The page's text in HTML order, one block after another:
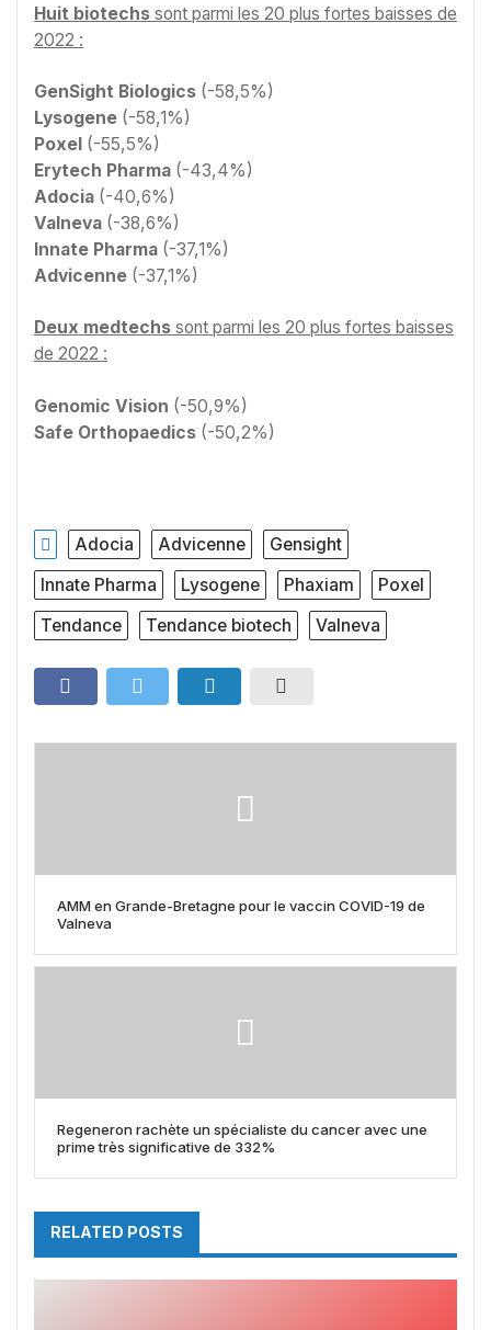
Huit biotechs sont parmi les 20 plus fortes baisses de
2022 :
GenSight Biologics (-58,5%)
Lysogene (-58,1%)
Poxel (-55,5%)
Erytech Pharma (-43,4%)
Adocia (-40,6%)
Valneva (-38,6%)
Innate Pharma (-37,1%)
Advicenne (-37,1%)
Deux medtechs sont parmi les 20 plus fortes baisses
de 2022 :
Genomic Vision (-50,9%)
Safe Orthopaedics (-50,2%)
Adocia Advicenne
Gensight
Innate Pharma
Lysogene Phaxiam
Poxel
Tendance
Tendance biotech Valneva
AMM en Grande-Bretagne pour le vaccin COVID-19 de
Valneva
Regeneron rachète un spécialiste du cancer avec une
prime très significative de 332%
RELATED POSTS